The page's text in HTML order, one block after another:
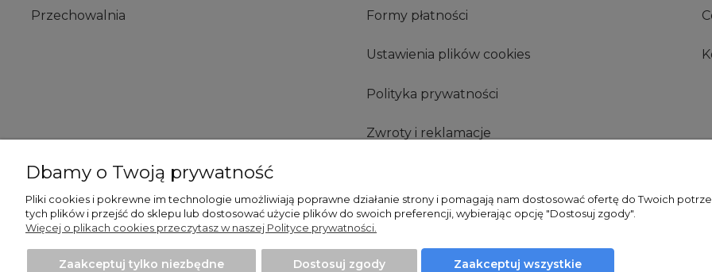
Przechowalnia Formy płatności
Ustawienia plików cookies
Polityka prywatności
Zwroty i reklamacje
Sklep internetowy Shoper Premium
Dbamy o Twoją prywatność
Pliki cookies i pokrewne im technologie umożliwiają poprawne działanie strony i pomagają nam dostosować ofertę do Twoich
tych plików i przejść do sklepu lub dostosować użycie plików do swoich preferencji, wybierając opcję "Dostosuj zgody".
Więcej o plikach cookies przeczytasz w naszej Polityce prywatności.
Zaakceptuj tylko niezbędne Dostosuj zgody Zaakceptuj wszystkie